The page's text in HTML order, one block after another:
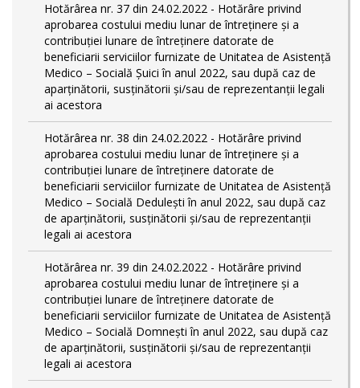
Hotărârea nr. 37 din 24.02.2022 - Hotărâre privind
aprobarea costului mediu lunar de întreținere și a
contribuției lunare de întreținere datorate de
beneficiarii serviciilor furnizate de Unitatea de Asistență
Medico – Socială Șuici în anul 2022, sau după caz de
aparținătorii, susținătorii și/sau de reprezentanții legali
ai acestora
Hotărârea nr. 38 din 24.02.2022 - Hotărâre privind
aprobarea costului mediu lunar de întreținere și a
contribuției lunare de întreținere datorate de
beneficiarii serviciilor furnizate de Unitatea de Asistență
Medico – Socială Dedulești în anul 2022, sau după caz
de aparținătorii, susținătorii și/sau de reprezentanții
legali ai acestora
Hotărârea nr. 39 din 24.02.2022 - Hotărâre privind
aprobarea costului mediu lunar de întreținere și a
contribuției lunare de întreținere datorate de
beneficiarii serviciilor furnizate de Unitatea de Asistență
Medico – Socială Domnești în anul 2022, sau după caz
de aparținătorii, susținătorii și/sau de reprezentanții
legali ai acestora